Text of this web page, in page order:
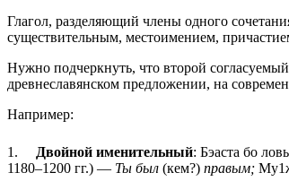
Глагол, разделяющий члены одного
существительным, местоимением,
Нужно подчеркнуть, что второй
древнеславянском предложении, на
Например:
1. Двойной именительный: Бэаста бо
1180–1200 гг.) — Ты был (кем?) правым;